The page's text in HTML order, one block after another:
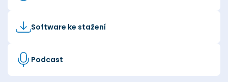
Software ke stažení
Podcast